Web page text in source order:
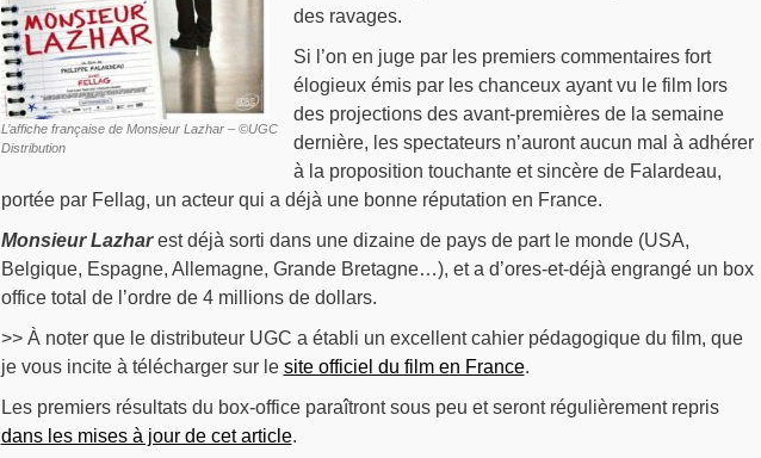
L’affiche française de Monsieur Lazhar – ©UGC
Distribution
des ravages.
Si l’on en juge par les premiers commentaires fort
élogieux émis par les chanceux ayant vu le film lors
des projections des avant-premières de la semaine
dernière, les spectateurs n’auront aucun mal à adhérer
à la proposition touchante et sincère de Falardeau,
portée par Fellag, un acteur qui a déjà une bonne réputation en France.
Monsieur Lazharest déjà sorti dans une dizaine de pays de part le monde (USA,
Belgique, Espagne, Allemagne, Grande Bretagne…), et a d’ores-et-déjà engrangé un box
office total de l’ordre de 4 millions de dollars.
>> À noter que le distributeur UGC a établi un excellent cahier pédagogique du film, que
je vous incite à télécharger sur le site officiel du film en France.
Les premiers résultats du box-office paraîtront sous peu et seront régulièrement repris
dans les mises à jour de cet article.